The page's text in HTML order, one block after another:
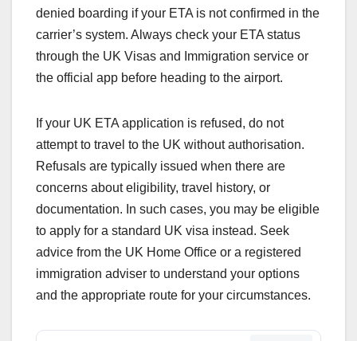
denied boarding if your ETA is not confirmed in the
carrier’s system. Always check your ETA status
through the UK Visas and Immigration service or
the official app before heading to the airport.
If your UK ETA application is refused, do not
attempt to travel to the UK without authorisation.
Refusals are typically issued when there are
concerns about eligibility, travel history, or
documentation. In such cases, you may be eligible
to apply for a standard UK visa instead. Seek
advice from the UK Home Office or a registered
immigration adviser to understand your options
and the appropriate route for your circumstances.